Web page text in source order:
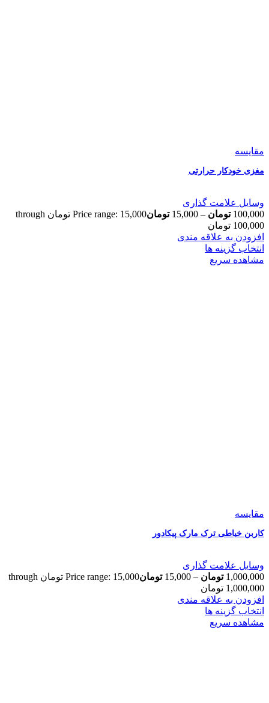
مقایسه
مغزی خودکار حرارتی
وسایل علامت گذاری
100,000 تومان –
15,000 تومان
Price range: 15,000 تومان through
100,000 تومان
افزودن به علاقه مندی
انتخاب گزینه ها
مشاهده سریع
مقایسه
کاربن خیاطی ترک مارک پیکادور
وسایل علامت گذاری
1,000,000 تومان –
15,000 تومان
Price range: 15,000 تومان through
1,000,000 تومان
افزودن به علاقه مندی
انتخاب گزینه ها
مشاهده سریع